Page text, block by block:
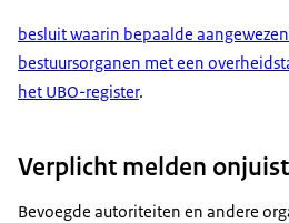
besluit waarin bepaalde
bestuursorganen met een
het UBO-register.
Verplicht melden
Bevoegde autoriteiten en andere